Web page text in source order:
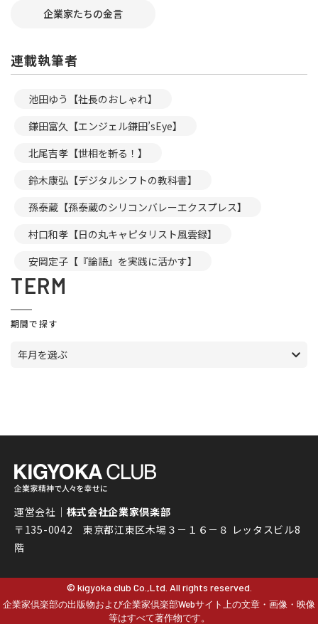
企業家たちの金言
連載執筆者
池田ゆう【社長のおしゃれ】
鎌田富久【エンジェル鎌田’sEye】
北尾吉孝【世相を斬る！】
鈴木康弘【デジタルシフトの教科書】
孫泰蔵【孫泰蔵のシリコンバレーエクスプレス】
村口和孝【日の丸キャピタリスト風雲録】
安岡定子【『論語』を実践に活かす】
TERM
期間で探す
年月を選ぶ
運営会社｜ 株式会社企業家倶楽部
〒135-0042 東京都江東区木場３－１６－８ レッタスビル8
階
© kigyoka club Co.,Ltd. All rights reserved.
企業家倶楽部の出版物および企業家倶楽部Webサイト上の文章・画像・映像
等はすべて著作物です。